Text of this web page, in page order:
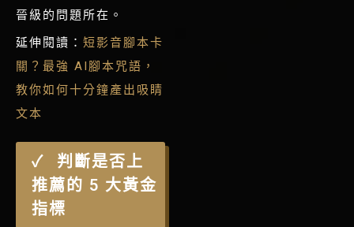
晉級的問題所在。
延伸閱讀： 短影音腳本卡
關？最強 AI腳本咒語，
教你如何十分鐘產出吸睛
文本
判斷是否上
推薦的 5 大黃金
指標